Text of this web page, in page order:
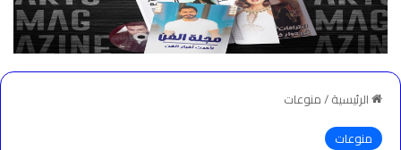
الرئيسية/منوعات
منوعات